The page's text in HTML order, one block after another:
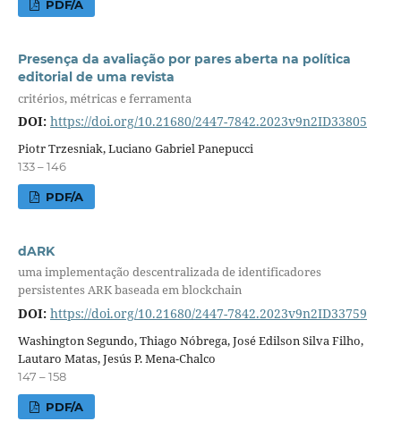
PDF/A
Presença da avaliação por pares aberta na política
editorial de uma revista
critérios, métricas e ferramenta
DOI: https://doi.org/10.21680/2447-7842.2023v9n2ID33805
Piotr Trzesniak, Luciano Gabriel Panepucci
133 – 146
PDF/A
dARK
uma implementação descentralizada de identificadores
persistentes ARK baseada em blockchain
DOI: https://doi.org/10.21680/2447-7842.2023v9n2ID33759
Washington Segundo, Thiago Nóbrega, José Edilson Silva Filho,
Lautaro Matas, Jesús P. Mena-Chalco
147 – 158
PDF/A